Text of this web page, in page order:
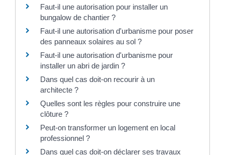
Faut-il une autorisation pour installer un
bungalow de chantier ?
Faut-il une autorisation d'urbanisme pour poser
des panneaux solaires au sol ?
Faut-il une autorisation d'urbanisme pour
installer un abri de jardin ?
Dans quel cas doit-on recourir à un
architecte ?
Quelles sont les règles pour construire une
clôture ?
Peut-on transformer un logement en local
professionnel ?
Dans quel cas doit-on déclarer ses travaux